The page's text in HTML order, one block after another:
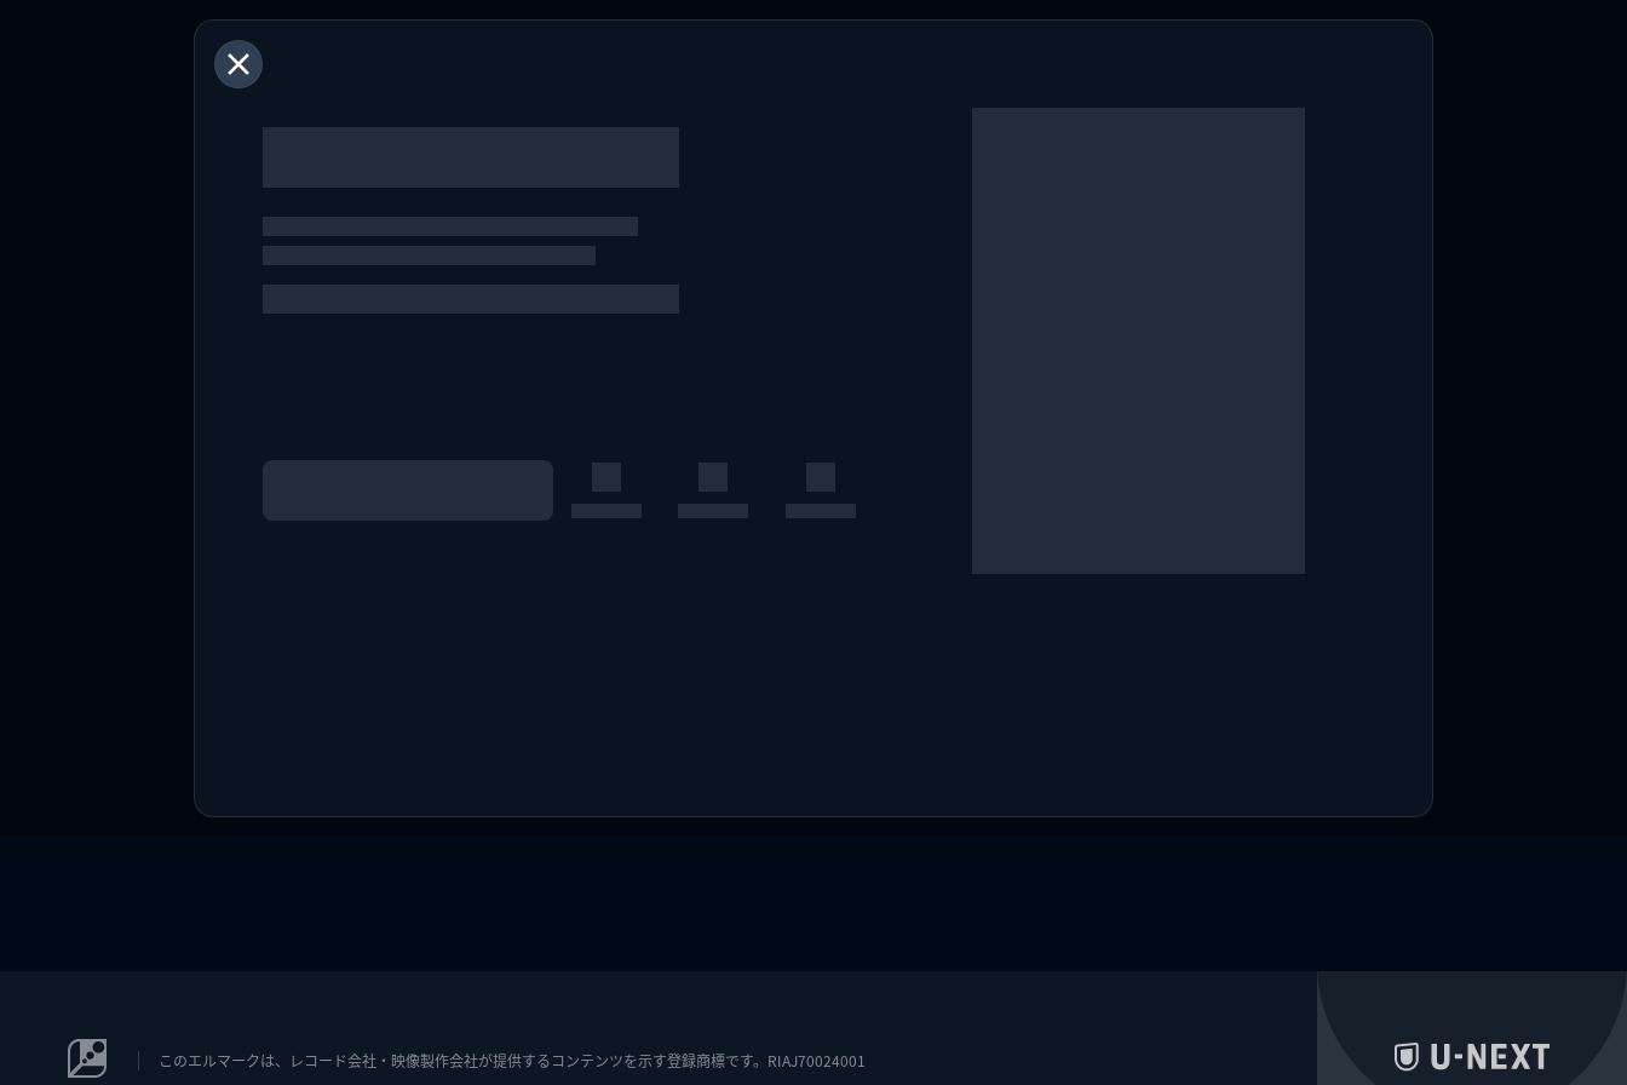
このエルマークは、レコード会社・映像製作会社が提供するコンテンツを示す登録商標です。RIAJ70024001